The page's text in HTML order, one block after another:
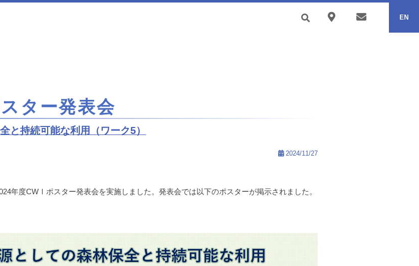
EN
ター発表会
と持続可能な利用（ワーク5）
2024/11/27
年度CWⅠポスター発表会を実施しました。発表会では以下のポスターが掲示されました。